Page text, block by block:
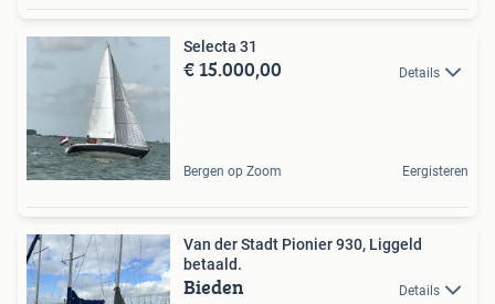
Selecta 31
€ 15.000,00 Details
Bergen op Zoom Eergisteren
Van der Stadt Pionier 930, Liggeld
betaald.
Bieden Details